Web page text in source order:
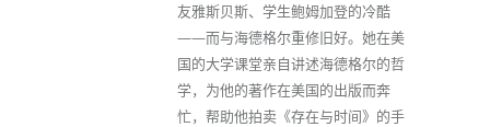
友雅斯贝斯、学生鲍姆加登的冷酷
——而与海德格尔重修旧好。她在美
国的大学课堂亲自讲述海德格尔的哲
学，为他的著作在美国的出版而奔
忙，帮助他拍卖《存在与时间》的手